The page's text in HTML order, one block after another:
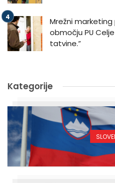
Mrežni marketing
območju PU
tatvine.”
Kategorije